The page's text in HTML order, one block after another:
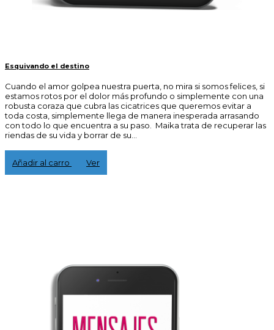
Esquivando el destino
Cuando el amor golpea nuestra puerta, no mira si somos felices, si
estamos rotos por el dolor más profundo o simplemente con una
robusta coraza que cubra las cicatrices que queremos evitar a
toda costa, simplemente llega de manera inesperada arrasando
con todo lo que encuentra a su paso. Maika trata de recuperar las
riendas de su vida y borrar de su...
3,00 €
Añadir al carro
Ver